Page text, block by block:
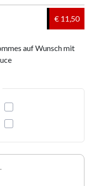
€ 11,50
auf Wunsch mit